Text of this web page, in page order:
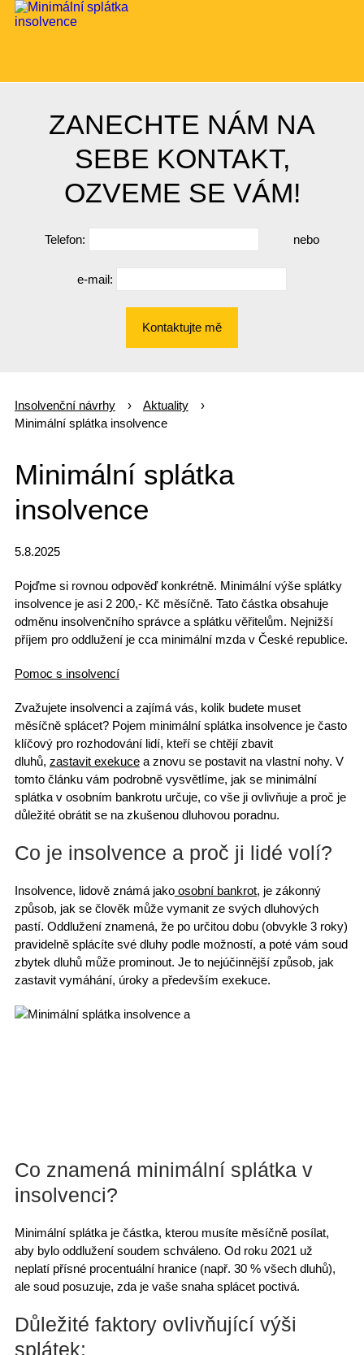
ZANECHTE NÁM NA
SEBE KONTAKT,
OZVEME SE VÁM!
Telefon: nebo
e-mail:
Kontaktujte mě
Insolvenční návrhy
Aktuality
Minimální splátka insolvence
Minimální splátka
insolvence
5.8.2025
Pojďme si rovnou odpověď konkrétně. Minimální výše splátky
insolvence je asi 2 200,- Kč měsíčně. Tato částka obsahuje
odměnu insolvenčního správce a splátku věřitelům. Nejnižší
příjem pro oddlužení je cca minimální mzda v České republice.
Pomoc s insolvencí
Zvažujete insolvencia zajímá vás, kolik budete muset
měsíčně splácet? Pojem minimální splátka insolvence je často
klíčový pro rozhodování lidí, kteří se chtějí zbavit
dluhů, zastavit exekucea znovu se postavit na vlastní nohy. V
tomto článku vám podrobně vysvětlíme, jak se minimální
splátka v osobním bankrotu určuje, co vše ji ovlivňuje a proč je
důležité obrátit se na zkušenou dluhovou poradnu.
Co je insolvence a proč ji lidé volí?
Insolvence, lidově známá jakoosobní bankrot, je zákonný
způsob, jak se člověk může vymanit ze svých dluhových
pastí. Oddluženíznamená, že po určitou dobu (obvykle 3 roky)
pravidelně splácíte své dluhy podle možností, a poté vám soud
zbytek dluhů může prominout. Je to nejúčinnější způsob, jak
zastavit vymáhání, úroky a především exekuce.
Co znamená minimální splátka v
insolvenci?
Minimální splátka je částka, kterou musíte měsíčně posílat,
aby bylo oddlužení soudem schváleno. Od roku 2021 už
neplatí přísné procentuální hranice(např. 30 % všech dluhů),
ale soud posuzuje, zda je vaše snaha splácet poctivá.
Důležité faktory ovlivňující výši
splátek: